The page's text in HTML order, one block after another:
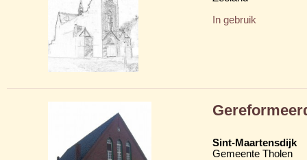
In gebruik
Sint-Maartensdijk
Gemeente Tholen